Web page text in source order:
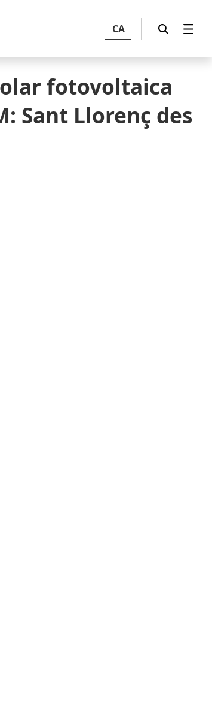
CA
fotovoltaica
Sant Llorenç des